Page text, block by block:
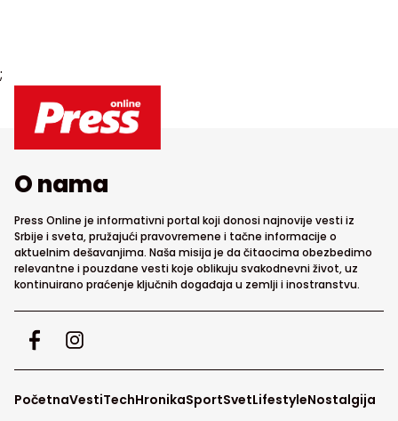
;
O nama
Press Online je informativni portal koji donosi najnovije vesti iz
Srbije i sveta, pružajući pravovremene i tačne informacije o
aktuelnim dešavanjima. Naša misija je da čitaocima obezbedimo
relevantne i pouzdane vesti koje oblikuju svakodnevni život, uz
kontinuirano praćenje ključnih događaja u zemlji i inostranstvu.
PočetnaVestiTechHronikaSportSvetLifestyleNostalgija